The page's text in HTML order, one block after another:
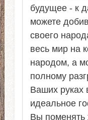
будущее - к
можете
своего
весь мир на
народом, а
полному
Ваших руках
идеальное
Вы поменять